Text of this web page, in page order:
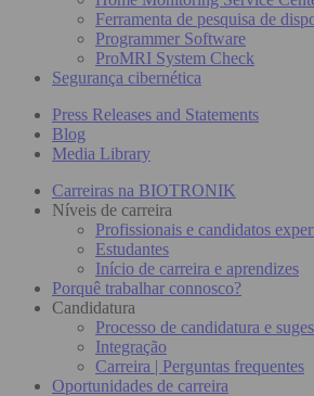
Ferramenta de pesquisa de
Programmer Software
ProMRI System Check
Segurança cibernética
Press Releases and Statements
Blog
Media Library
Carreiras na BIOTRONIK
Níveis de carreira
Profissionais e candidatos
Estudantes
Início de carreira e aprendizes
Porquê trabalhar connosco?
Candidatura
Processo de candidatura e
Integração
Carreira | Perguntas frequentes
Oportunidades de carreira